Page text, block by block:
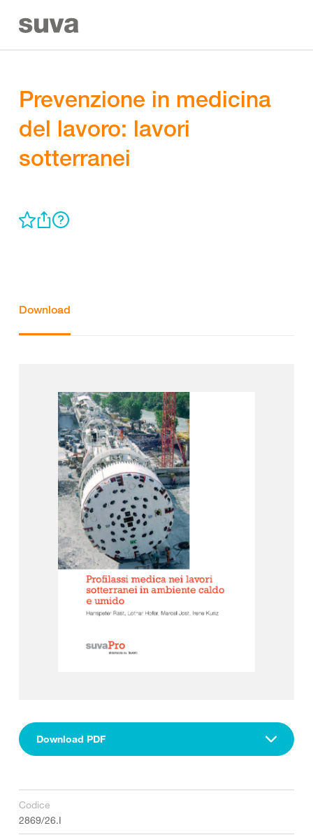
Prevenzione in medicina
del lavoro: lavori
sotterranei
Download
Download PDF
Codice
2869/26.I